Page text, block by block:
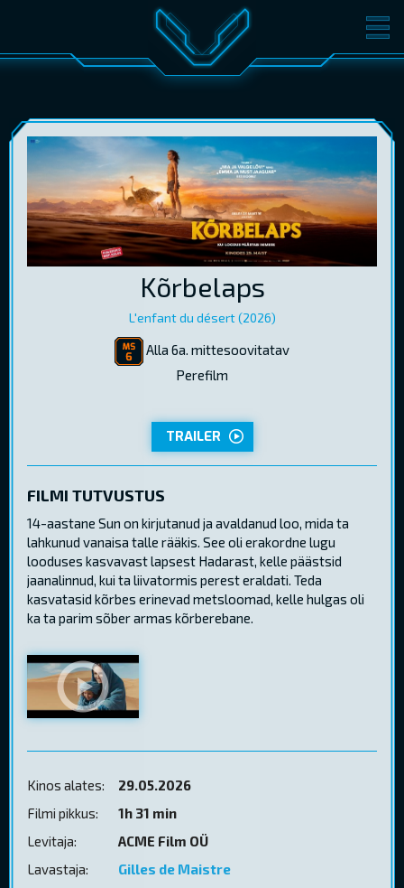
FILMID PILETID
KONVERENTS V-KLUBI
KINKEKAARDID
Kõrbelaps
L'enfant du désert (2026)
Alla 6a. mittesoovitatav
Perefilm
TRAILER
FILMI TUTVUSTUS
14-aastane Sun on kirjutanud ja avaldanud loo, mida ta
lahkunud vanaisa talle rääkis. See oli erakordne lugu
looduses kasvavast lapsest Hadarast, kelle päästsid
jaanalinnud, kui ta liivatormis perest eraldati. Teda
kasvatasid kõrbes erinevad metsloomad, kelle hulgas oli
ka ta parim sõber armas kõrberebane.
Kinos alates:
29.05.2026
Filmi pikkus:
1h 31 min
Levitaja:
ACME Film OÜ
Lavastaja:
Gilles de Maistre